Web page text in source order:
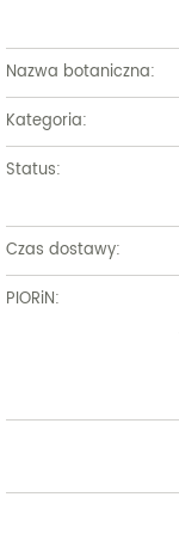
Nazwa botaniczna:
Kategoria:
Status:
Czas dostawy:
PIORiN: